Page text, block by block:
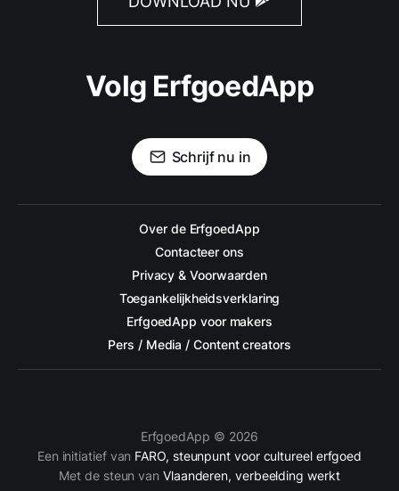
Volg ErfgoedApp
Schrijf nu in
Over de ErfgoedApp
Contacteer ons
Privacy & Voorwaarden
Toegankelijkheidsverklaring
ErfgoedApp voor makers
Pers / Media / Content creators
ErfgoedApp © 2026
Een initiatief van FARO, steunpunt voor cultureel erfgoed
Met de steun van Vlaanderen, verbeelding werkt